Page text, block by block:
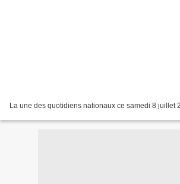
La une des quotidiens nationaux ce samedi 8 juillet